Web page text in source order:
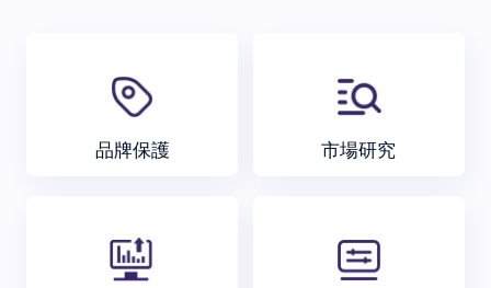
品牌保護 市場研究